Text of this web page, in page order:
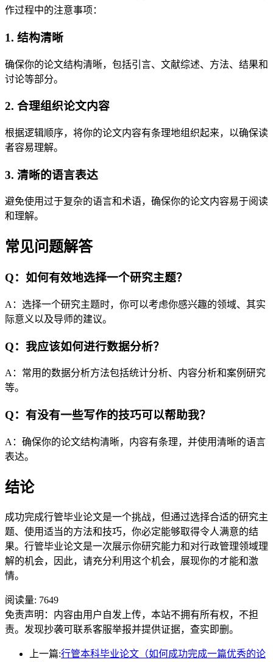
作过程中的注意事项：
1. 结构清晰
确保你的论文结构清晰，包括引言、文献综述、方法、结果和
讨论等部分。
2. 合理组织论文内容
根据逻辑顺序，将你的论文内容有条理地组织起来，以确保读
者容易理解。
3. 清晰的语言表达
避免使用过于复杂的语言和术语，确保你的论文内容易于阅读
和理解。
常见问题解答
Q：如何有效地选择一个研究主题？
A：选择一个研究主题时，你可以考虑你感兴趣的领域、其实
际意义以及导师的建议。
Q：我应该如何进行数据分析？
A：常用的数据分析方法包括统计分析、内容分析和案例研究
等。
Q：有没有一些写作的技巧可以帮助我？
A：确保你的论文结构清晰，内容有条理，并使用清晰的语言
表达。
结论
成功完成行管毕业论文是一个挑战，但通过选择合适的研究主
题、使用适当的方法和技巧，你必定能够取得令人满意的结
果。行管毕业论文是一次展示你研究能力和对行政管理领域理
解的机会，因此，请充分利用这个机会，展现你的才能和激
情。
阅读量: 7649
免责声明：内容由用户自发上传，本站不拥有所有权，不担
责。发现抄袭可联系客服举报并提供证据，查实即删。
上一篇:行管本科毕业论文（如何成功完成一篇优秀的论